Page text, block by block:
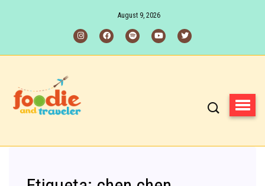
August 9, 2026